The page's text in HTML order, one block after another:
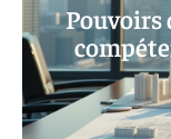
Pouvoirs